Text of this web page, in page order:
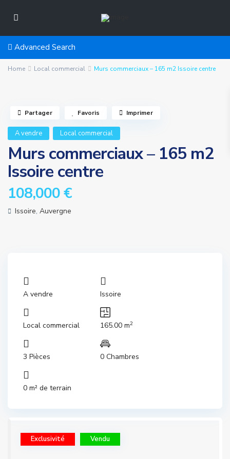
Advanced Search
Home Local commercial Murs commerciaux – 165 m2 Issoire centre
A vendre Local commercial
Murs commerciaux – 165 m2
Issoire centre
108,000 €
Issoire, Auvergne
Partager Favoris Imprimer
A vendre Issoire
Local commercial 165.00 m2
3 Pièces 0 Chambres
0 m² de terrain
Exclusivité Vendu